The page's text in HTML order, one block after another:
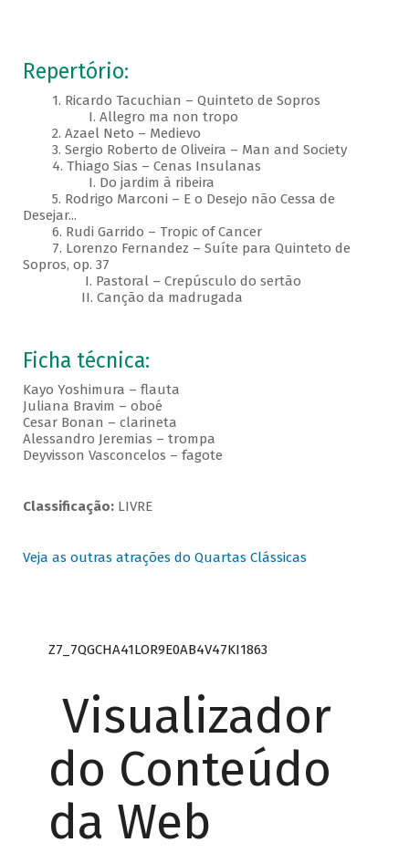
Repertório:
1. Ricardo Tacuchian – Quinteto de Sopros
I. Allegro ma non tropo
2. Azael Neto – Medievo
3. Sergio Roberto de Oliveira – Man and Society
4. Thiago Sias – Cenas Insulanas
I. Do jardim à ribeira
5. Rodrigo Marconi – E o Desejo não Cessa de
Desejar...
6. Rudi Garrido – Tropic of Cancer
7. Lorenzo Fernandez – Suíte para Quinteto de
Sopros, op. 37
I. Pastoral – Crepúsculo do sertão
II. Canção da madrugada
Ficha técnica:
Kayo Yoshimura – flauta
Juliana Bravim – oboé
Cesar Bonan – clarineta
Alessandro Jeremias – trompa
Deyvisson Vasconcelos – fagote
Classificação:LIVRE
Veja as outras atrações do Quartas Clássicas
Z7_7QGCHA41LOR9E0AB4V47KI1863
Visualizador
do Conteúdo
da Web